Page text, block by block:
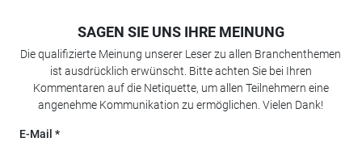
SAGEN SIE UNS IHRE MEINUNG
Die qualifizierte Meinung unserer Leser zu allen Branchenthemen
ist ausdrücklich erwünscht. Bitte achten Sie bei Ihren
Kommentaren auf die Netiquette, um allen Teilnehmern eine
angenehme Kommunikation zu ermöglichen. Vielen Dank!
E-Mail